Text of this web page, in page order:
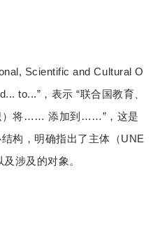
Scientific and Cultural O
to...”，表示 “联合国教育、
）将…… 添加到……”，这是
构，明确指出了主体（UNE
涉及的对象。